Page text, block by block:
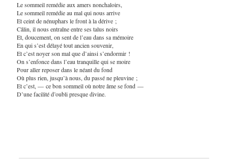
Le sommeil remédie aux amers nonchaloirs,
Le sommeil remédie au mal qui nous arrive
Et ceint de nénuphars le front à la dérive ;
Câlin, il nous entraîne entre ses talus noirs
Et, doucement, on sent de l’eau dans sa mémoire
En qui s’est délayé tout ancien souvenir,
Et c’est noyer son mal que d’ainsi s’endormir !
On s’enfonce dans l’eau tranquille qui se moire
Pour aller reposer dans le néant du fond
Où plus rien, jusqu’à nous, du passé ne pleuvine ;
Et c’est, — ce bon sommeil où notre âme se fond —
D’une facilité d’oubli presque divine.